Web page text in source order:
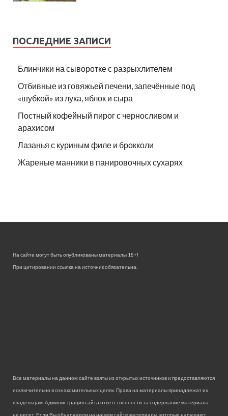
ПОСЛЕДНИЕ ЗАПИСИ
Блинчики на сыворотке с разрыхлителем
Отбивные из говяжьей печени, запечённые под
«шубкой» из лука, яблок и сыра
Постный кофейный пирог с черносливом и
арахисом
Лазанья с куриным филе и брокколи
Жареные манники в панировочных сухарях
На сайте могут быть опубликованы материалы 18+!
При цитировании ссылка на источник обязательна.
Все материалы на данном сайте взяты из открытых источников и предоставляются
исключительно в ознакомительных целях. Права на материалы принадлежат их
владельцам. Администрация сайта ответственности за содержание материала
не несет. Если Вы обнаружили на нашем сайте материалы, которые нарушают